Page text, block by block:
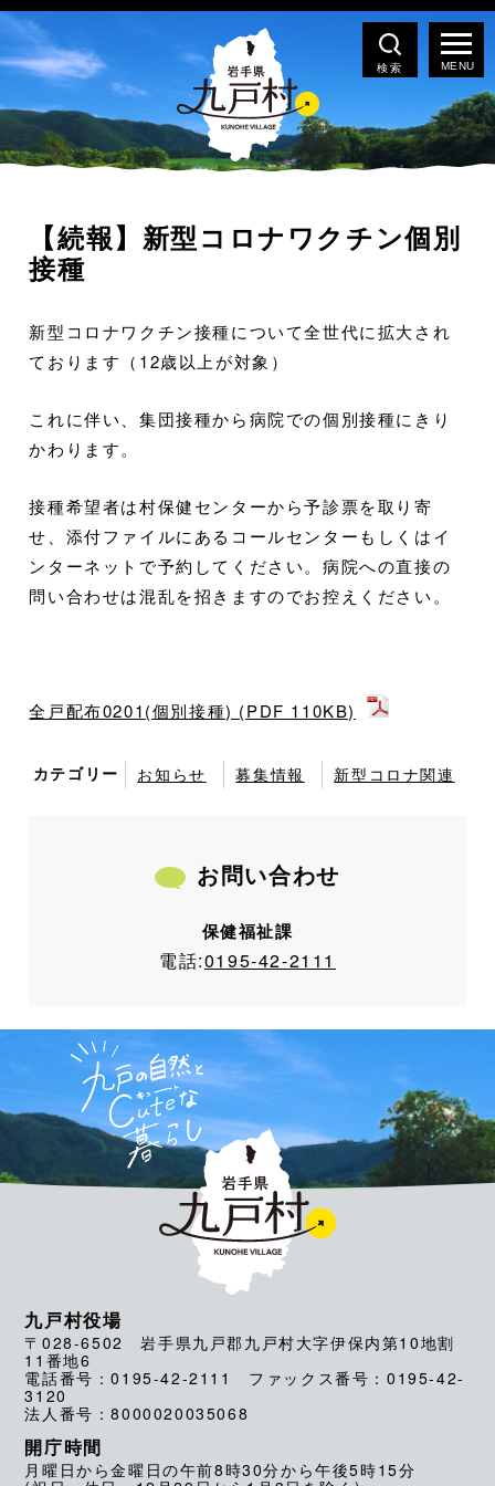
検索
【続報】新型コロナワクチン個別
接種
新型コロナワクチン接種について全世代に拡大され
ております（12歳以上が対象）
これに伴い、集団接種から病院での個別接種にきり
かわります。
接種希望者は村保健センターから予診票を取り寄
せ、添付ファイルにあるコールセンターもしくはイ
ンターネットで予約してください。病院への直接の
問い合わせは混乱を招きますのでお控えください。
全戸配布0201(個別接種) (PDF 110KB)
カテゴリー お知らせ 募集情報 新型コロナ関連
お問い合わせ
保健福祉課
電話:0195-42-2111
九戸村役場
〒028-6502 岩手県九戸郡九戸村大字伊保内第10地割
11番地6
電話番号：0195-42-2111 ファックス番号：0195-42-
3120
法人番号：8000020035068
開庁時間
月曜日から金曜日の午前8時30分から午後5時15分